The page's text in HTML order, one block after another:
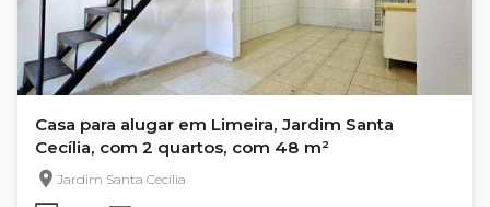
Casa para alugar em Limeira, Jardim Santa
Cecília, com 2 quartos, com 48 m²
Jardim Santa Cecília